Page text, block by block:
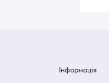
Інформація